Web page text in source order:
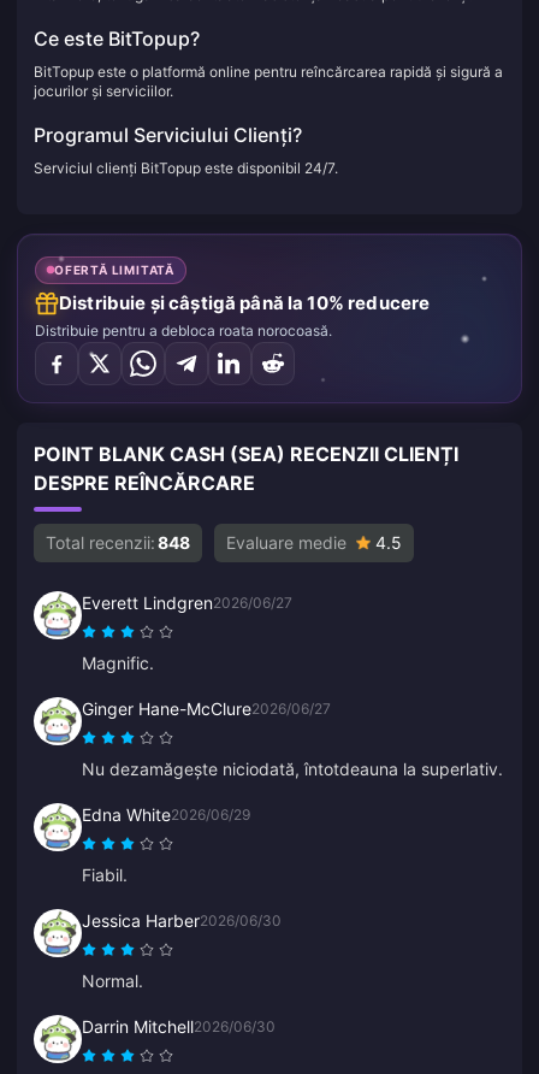
Ce este BitTopup?
BitTopup este o platformă online pentru reîncărcarea rapidă și sigură a
jocurilor și serviciilor.
Programul Serviciului Clienți?
Serviciul clienți BitTopup este disponibil 24/7.
OFERTĂ LIMITATĂ
Distribuie și câștigă până la 10% reducere
Distribuie pentru a debloca roata norocoasă.
POINT BLANK CASH (SEA) RECENZII CLIENȚI
DESPRE REÎNCĂRCARE
Total recenzii:848 Evaluare medie 4.5
Everett Lindgren2026/06/27
Magnific.
Ginger Hane-McClure2026/06/27
Nu dezamăgește niciodată, întotdeauna la superlativ.
Edna White2026/06/29
Fiabil.
Jessica Harber2026/06/30
Normal.
Darrin Mitchell2026/06/30